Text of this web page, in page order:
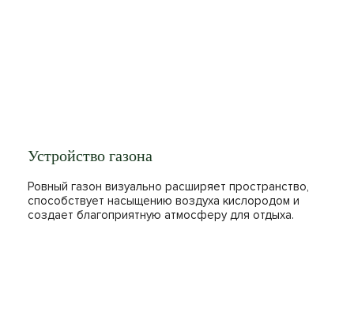
Устройство газона
Ровный газон визуально расширяет пространство,
способствует насыщению воздуха кислородом и
создает благоприятную атмосферу для отдыха.